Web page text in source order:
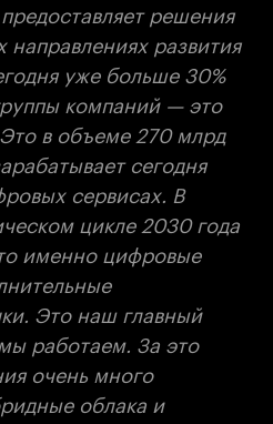
решения
развития
уже больше 30%
компаний — это
в объеме 270 млрд
сегодня
сервисах. В
цикле 2030 года
именно цифровые
Это наш главный
работаем. За это
очень много
облака и